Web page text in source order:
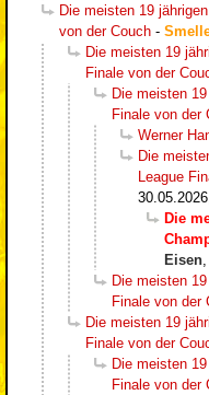
Die meisten 19
von der Couch -
Die meisten 19
Finale von der
Die meisten
Finale von der
Werner
Die
League
Die
Eisen
Die meisten
Finale von der
Die meisten 19
Finale von der
Die meisten
Finale von der